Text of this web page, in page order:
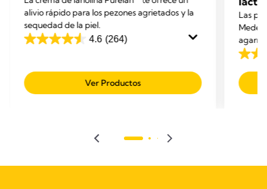
alivio rápido para los pezones agrietados y la
sequedad de la piel.
4.6 (264)
4.6
5
estrellas.
Ver Productos
Las
agarre
los
4.5
de
5